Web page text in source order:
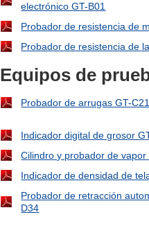
electrónico GT-B01
Probador de resistencia de
Probador de resistencia de
Equipos de
Probador de arrugas GT-
Indicador digital de grosor
Cilindro y probador de vapor
Indicador de densidad de
Probador de retracción
D34